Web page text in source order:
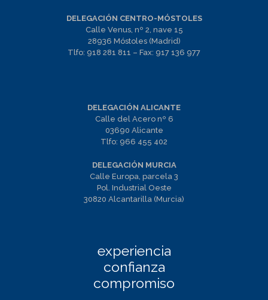
DELEGACIÓN CENTRO-MÓSTOLES
Calle Venus, nº 2, nave 15
28936 Móstoles (Madrid)
Tlfo: 918 281 811 – Fax: 917 136 977
DELEGACIÓN ALICANTE
Calle del Acero nº 6
03690 Alicante
Tlfo: 966 455 402
DELEGACIÓN MURCIA
Calle Europa, parcela 3
Pol. Industrial Oeste
30820 Alcantarilla (Murcia)
experiencia
confianza
compromiso